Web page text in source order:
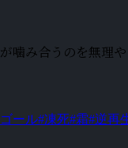
噛み合うのを無理
ール#凍死#霜#逆再